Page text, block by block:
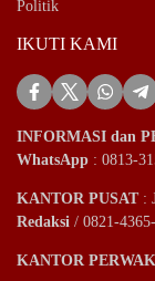
Politik
IKUTI KAMI
INFORMASI dan
WhatsApp : 0813-
KANTOR PUSAT:
Redaksi / 0821-
KANTOR